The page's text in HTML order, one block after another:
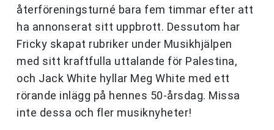
återföreningsturné bara fem timmar efter att
ha annonserat sitt uppbrott. Dessutom har
Fricky skapat rubriker under Musikhjälpen
med sitt kraftfulla uttalande för Palestina,
och Jack White hyllar Meg White med ett
rörande inlägg på hennes 50-årsdag. Missa
inte dessa och fler musiknyheter!